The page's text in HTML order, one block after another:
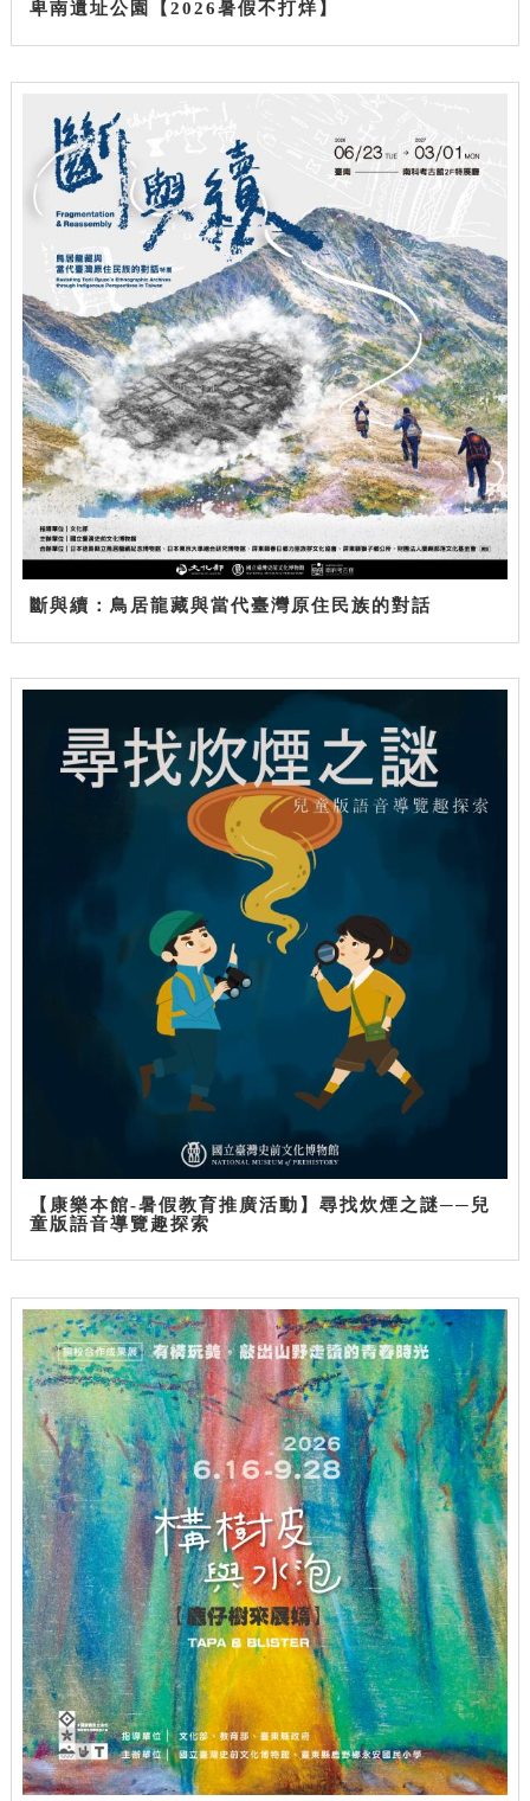
卑南遺址公園【2026暑假不打烊】
斷與續：鳥居龍藏與當代臺灣原住民族的對話
【康樂本館-暑假教育推廣活動】尋找炊煙之謎──兒
童版語音導覽趣探索